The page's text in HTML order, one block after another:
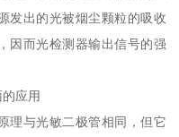
发出的光被烟尘颗粒的吸收
因而光检测器输出信号的强
应用
理与光敏二极管相同，但它